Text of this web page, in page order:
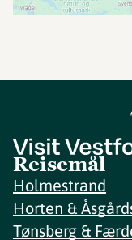
Reisemål
Holmestrand
Horten &
Tønsberg &